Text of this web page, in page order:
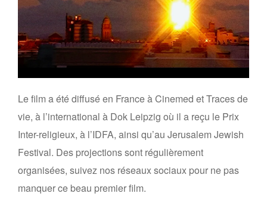
Le film a été diffusé en France à Cinemed et Traces de
vie, à l’international à Dok Leipzig où il a reçu le Prix
Inter-religieux, à l’IDFA, ainsi qu’au Jerusalem Jewish
Festival. Des projections sont régulièrement
organisées, suivez nos réseaux sociaux pour ne pas
manquer ce beau premier film.